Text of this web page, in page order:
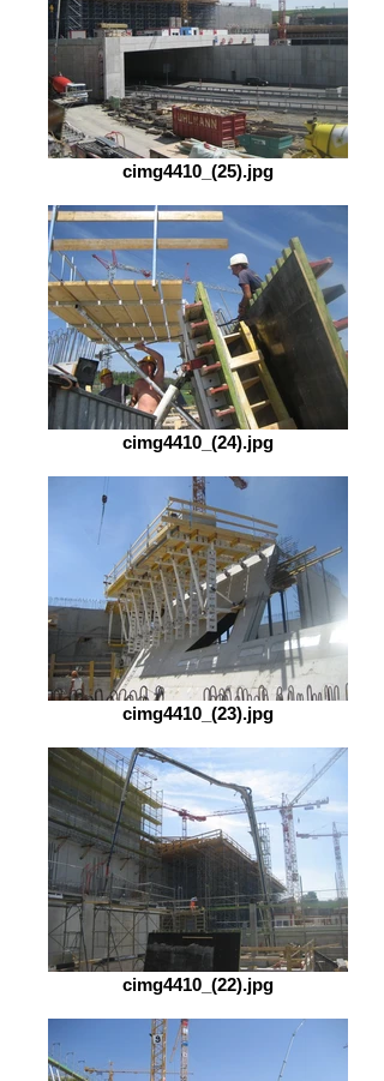
cimg4410_(25).jpg
cimg4410_(24).jpg
cimg4410_(23).jpg
cimg4410_(22).jpg